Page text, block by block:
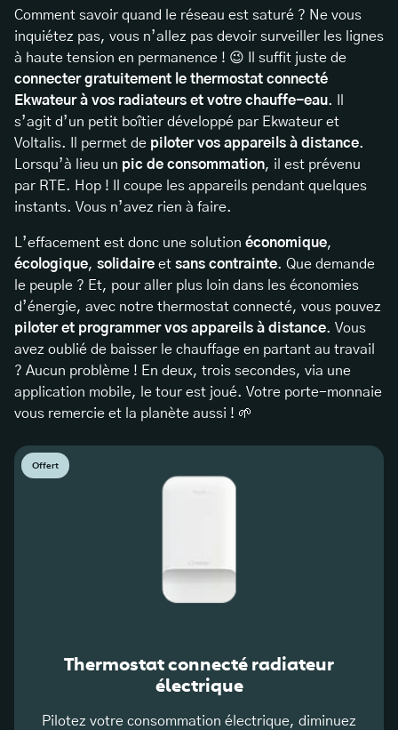
Comment savoir quand le réseau est saturé ? Ne vous
inquiétez pas, vous n’allez pas devoir surveiller les lignes
à haute tension en permanence ! 😉 Il suffit juste de
connecter gratuitement le thermostat connecté
Ekwateur à vos radiateurs et votre chauffe-eau. Il
s’agit d’un petit boîtier développé par Ekwateur et
Voltalis. Il permet de piloter vos appareils à distance.
Lorsqu’à lieu un pic de consommation, il est prévenu
par RTE. Hop ! Il coupe les appareils pendant quelques
instants. Vous n’avez rien à faire.
L’effacement est donc une solution économique,
écologique, solidaire et sans contrainte. Que demande
le peuple ? Et, pour aller plus loin dans les économies
d’énergie, avec notre thermostat connecté, vous pouvez
piloter et programmer vos appareils à distance. Vous
avez oublié de baisser le chauffage en partant au travail
? Aucun problème ! En deux, trois secondes, via une
application mobile, le tour est joué. Votre porte-monnaie
vous remercie et la planète aussi ! 🌱
Thermostat connecté radiateur
électrique
Pilotez votre consommation électrique, diminuez
Offert